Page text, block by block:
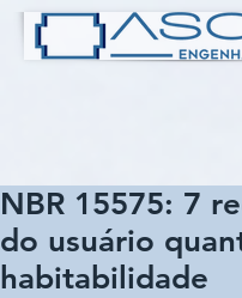
NBR 15575: 7
do usuário
habitabilidade